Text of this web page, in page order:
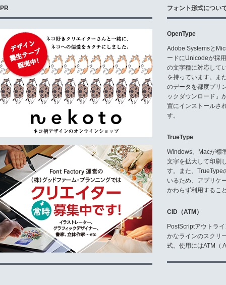
(6)作成されたPDFファイル又は
(7)ゲームソフト、ゲームアプリ
(8)ホームページにおいてWEBフ
(9)工業生産品(カメラ、テレビ、
(10)本ソフトウェアを利用して
使用方法について判断がつかな
5.禁止事項
お客様は、次に例示する行為、
(1)インストールしたコンピュー
(2)第三者に再使用権を設定しそ
(3)出力される書体又は付属ドキ
(4)改変、リバースエンジニアリ
(6)本ソフトウェアの著作権表示
《お問い合わせ先》
(株)日本書技研究所
〒153‐0064 東京都目黒区下目黒
nakamoto@ensk.co.jp
TEL.03-5487-0717 / FAX.03-
≪受付≫
月̃金曜日 9:00～17:00 (弊社休業
5.複製
お客様は、本ソフトウェアをバ
6.免責その他
(1)弊社は、お客様が本ソフトウ
します。
PR フォント形式につい
OpenType
Adobe Systemsと
ードにUnicodeが採
の文字種に対応して
を持っています。ま
のデータを都度プリ
ックダウンロード」
置にインストールさ
す。
TrueType
Windows、Macが標
文字を拡大して印刷
す。また、TrueType
いるため、アプリケ
かわらず利用するこ
CID（ATM）
PostScriptアウトラ
かなラインのスクリ
式。使用にはATM（